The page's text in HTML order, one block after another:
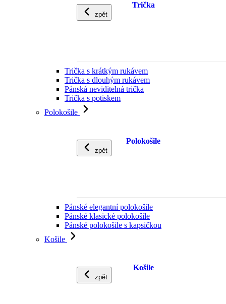
zpět
Trička
Trička s krátkým rukávem
Trička s dlouhým rukávem
Pánská neviditelná trička
Trička s potiskem
Polokošile
zpět
Polokošile
Pánské elegantní polokošile
Pánské klasické polokošile
Pánské polokošile s kapsičkou
Košile
zpět
Košile